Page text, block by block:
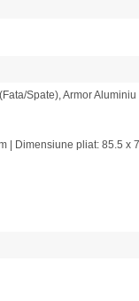
Spate), Armor
| Dimensiune pliat: 85.5 x